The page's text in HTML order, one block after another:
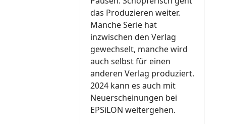
das Produzieren weiter.
Manche Serie hat
inzwischen den Verlag
gewechselt, manche wird
auch selbst für einen
anderen Verlag produziert.
2024 kann es auch mit
Neuerscheinungen bei
EPSiLON weitergehen.